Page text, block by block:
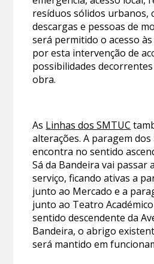
resíduos sólidos urbanos,
descargas e pessoas de
será permitido o acesso
por esta intervenção de
possibilidades
obra.
As Linhas dos SMTUC
alterações. A paragem dos
encontra no sentido
Sá da Bandeira vai passar
serviço, ficando ativas a
junto ao Mercado e a
junto ao Teatro
sentido descendente da
Bandeira, o abrigo
será mantido em